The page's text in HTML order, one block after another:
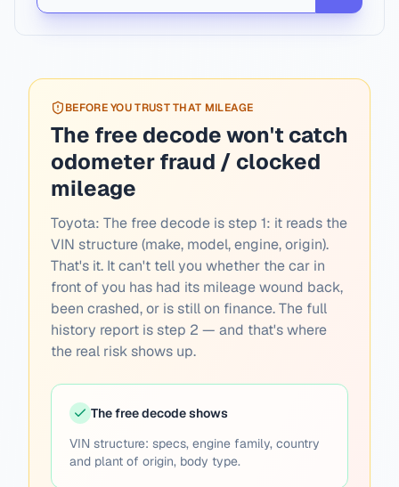
BEFORE YOU TRUST THAT MILEAGE
The free decode won't catch
odometer fraud / clocked
mileage
Toyota: The free decode is step 1: it reads the
VIN structure (make, model, engine, origin).
That's it. It can't tell you whether the car in
front of you has had its mileage wound back,
been crashed, or is still on finance. The full
history report is step 2 — and that's where
the real risk shows up.
The free decode shows
VIN structure: specs, engine family, country
and plant of origin, body type.